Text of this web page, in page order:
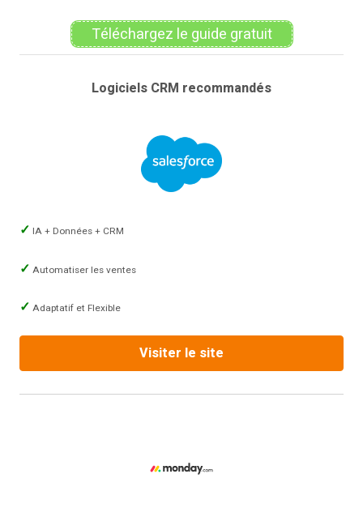
Téléchargez le guide gratuit
Logiciels CRM recommandés
IA + Données + CRM
Automatiser les ventes
Adaptatif et Flexible
Visiter le site